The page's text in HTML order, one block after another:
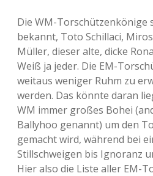
Die WM-Torschützenkönige
bekannt, Toto Schillaci,
Müller, dieser alte, dicke
Weiß ja jeder. Die EM-
weitaus weniger Ruhm zu
werden. Das könnte daran
WM immer großes Bohei
Ballyhoo genannt) um den
gemacht wird, während bei
Stillschweigen bis Ignoranz
Hier also die Liste aller EM-